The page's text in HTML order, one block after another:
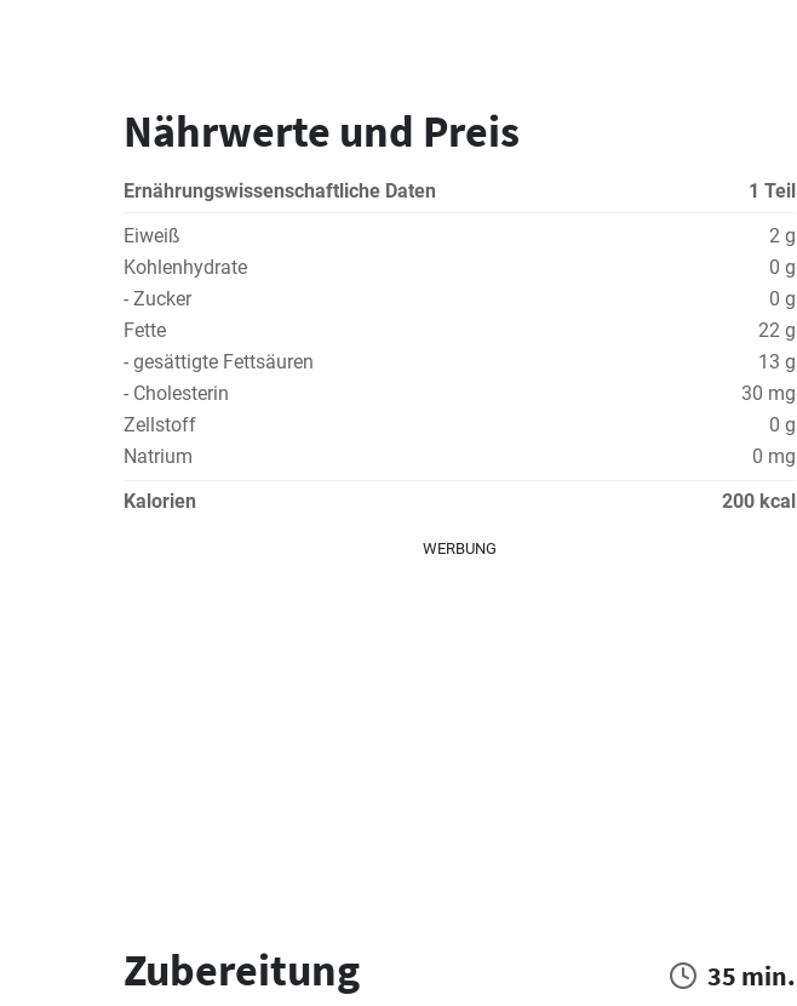
Nährwerte und Preis
Ernährungswissenschaftliche Daten
1 Teil
Eiweiß
2 g
Kohlenhydrate
0 g
- Zucker
0 g
Fette
22 g
- gesättigte Fettsäuren
13 g
- Cholesterin
30 mg
Zellstoff
0 g
Natrium
0 mg
Kalorien
200 kcal
WERBUNG
Zubereitung 35 min.